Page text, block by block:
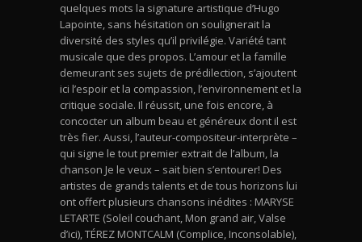
quelques mots la signature artistique d’Hugo
Lapointe, sans hésitation on soulignerait la
diversité des styles qu’il privilégie. Variété tant
musicale que des propos. L’amour et la famille
demeurant ses sujets de prédilection, s’ajoutent
ici l’espoir et la compassion, l’environnement et la
critique sociale. Il réussit, une fois encore, à
concocter un album beau et généreux dont il est
très fier. Aussi, l’auteur-compositeur-interprète –
qui signe le tout premier extrait de l’album, la
chanson Je le veux – sait bien s’entourer! Des
artistes de grands talents et de tous horizons lui
ont offert plusieurs chansons inédites : MARYSE
LETARTE (Soleil couchant, Mon grand air, Valse
d’ici), TÉREZ MONTCALM (Complice, Inconsolable),